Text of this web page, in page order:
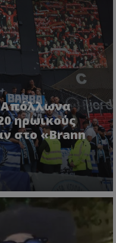
Απόλλωνα
ηρωικούς
στο «Brann